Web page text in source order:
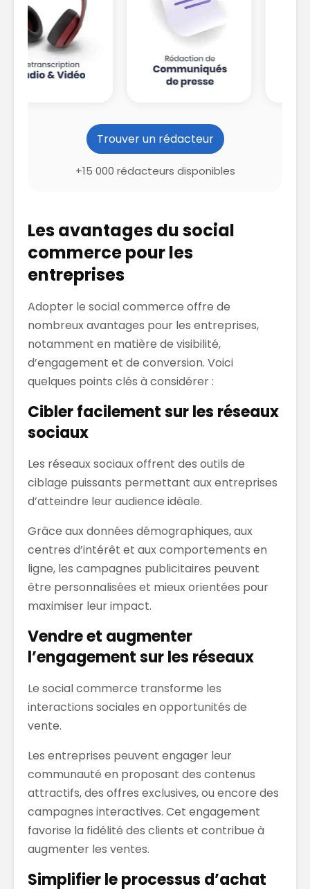
Trouver un rédacteur
+15 000 rédacteurs disponibles
Les avantages du social
commerce pour les
entreprises
Adopter le social commerce offre de
nombreux avantages pour les entreprises,
notamment en matière de visibilité,
d’engagement et de conversion. Voici
quelques points clés à considérer :
Cibler facilement sur les réseaux
sociaux
Les réseaux sociaux offrent des outils de
ciblage puissants permettant aux entreprises
d’atteindre leur audience idéale.
Grâce aux données démographiques, aux
centres d’intérêt et aux comportements en
ligne, les campagnes publicitaires peuvent
être personnalisées et mieux orientées pour
maximiser leur impact.
Vendre et augmenter
l’engagement sur les réseaux
Le social commerce transforme les
interactions sociales en opportunités de
vente.
Les entreprises peuvent engager leur
communauté en proposant des contenus
attractifs, des offres exclusives, ou encore des
campagnes interactives. Cet engagement
favorise la fidélité des clients et contribue à
augmenter les ventes.
Simplifier le processus d’achat